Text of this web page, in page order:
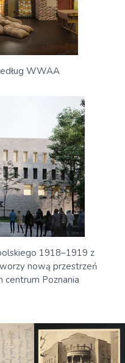
WWAA
1918–1919 z
nową przestrzeń
centrum Poznania